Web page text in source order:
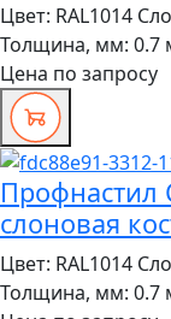
Цвет: RAL1014
Толщина, мм: 0.7
Цена по запросу
Профнастил
слоновая
Цвет: RAL1014
Толщина, мм: 0.7